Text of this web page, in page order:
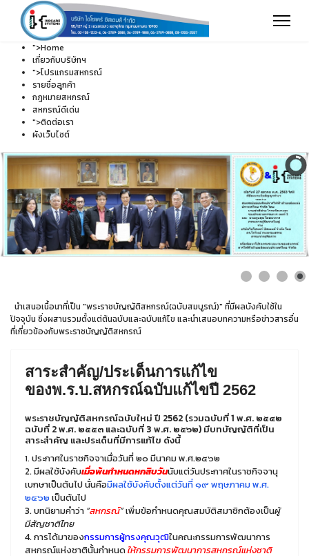
">Home
เกี่ยวกับบริษัทฯ
">โปรแกรมสหกรณ์
รายชื่อลูกค้า
กฎหมายสหกรณ์
สหกรณ์ดีเด่น
">ติดต่อเรา
ผังเว็บไซต์
นำเสนอเนื้อนาที่เป็น "พระราชบัญญัติสหกรณ์(ฉบับสมบูรณ์)" ที่มีผลบังคับใช้ใน
ปัจจุบัน ซึ่งผสานรวมตั้งแต่ต้นฉบับและฉบับแก้ไข และนำเสนอบทความหรือข่าวสารอื่น
ที่เกี่ยวข้องกับพระราชบัญญัติสหกรณ์
สาระสำคัญ/ประเด็นการแก้ไข
ของพ.ร.บ.สหกรณ์ฉบับแก้ไขปี 2562
พระราชบัญญัติสหกรณ์ฉบับใหม่ ปี 2562 (รวมฉบับที่ 1 พ.ศ. ๒๕๔๒
ฉบับที่ 2 พ.ศ. ๒๕๕๓ และฉบับที่ 3 พ.ศ. ๒๕๖๒) มีบทบัญญัติที่เป็น
สาระสำคัญ และประเด็นที่มีการแก้ไข ดังนี้
1. ประกาศในราชกิจจาเมื่อวันที่ ๒๐ มีนาคม พ.ศ.๒๕๖๒
2. มีผลใช้บังคับเมื่อพ้นกำหนดหกสิบวันนับแต่วันประกาศในราชกิจจานุ
เบกษาเป็นต้นไป นั่นคือมีผลใช้บังคับตั้งแต่วันที่ ๑๙ พฤษภาคม พ.ศ.
๒๕๖๒เป็นต้นไป
3. บทนิยามคำว่า “สหกรณ์”เพิ่มข้อกำหนดคุณสมบัติสมาชิกต้องเป็นผู้
มีสัญชาติไทย
4. การได้มาของกรรมการผู้ทรงคุณวุฒิในคณะกรรมการพัฒนาการ
สหกรณ์แห่งชาตินั้นกำหนดให้กรรมการพัฒนาการสหกรณ์แห่งชาติ